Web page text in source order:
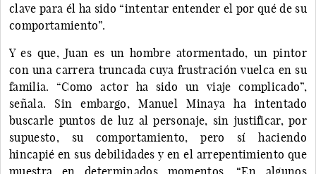
clave para él ha sido “intentar entender el por qué de su
comportamiento”.
Y es que, Juan es un hombre atormentado, un pintor
con una carrera truncada cuya frustración vuelca en su
familia. “Como actor ha sido un viaje complicado”,
señala. Sin embargo, Manuel Minaya ha intentado
buscarle puntos de luz al personaje, sin justificar, por
supuesto, su comportamiento, pero sí haciendo
hincapié en sus debilidades y en el arrepentimiento que
muestra en determinados momentos. “En algunos